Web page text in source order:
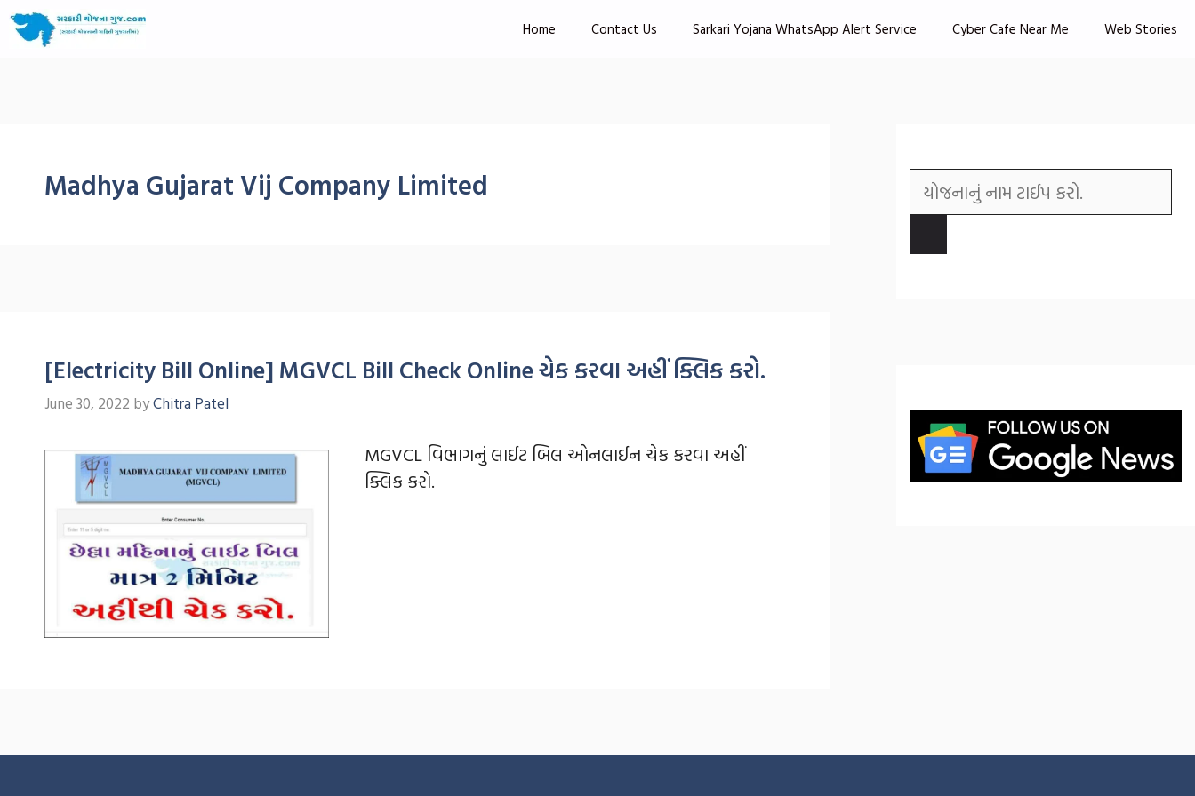
Home Contact Us Sarkari Yojana WhatsApp Alert Service Cyber Cafe Near Me Web Stories
Madhya Gujarat Vij Company Limited
[Electricity Bill Online] MGVCL Bill Check Online ચેક કરવા અહીં ક્લિક કરો.
June 30, 2022 byChitra Patel
MGVCL વિભાગનું લાઈટ બિલ ઓનલાઈન ચેક કરવા અહીં
ક્લિક કરો.